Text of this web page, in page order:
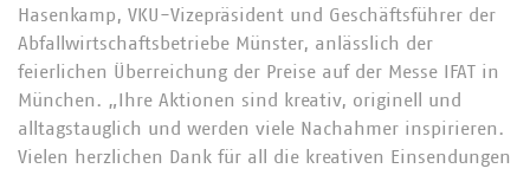
Hasenkamp, VKU-Vizepräsident und Geschäftsführer der
Abfallwirtschaftsbetriebe Münster, anlässlich der
feierlichen Überreichung der Preise auf der Messe IFAT in
München. „Ihre Aktionen sind kreativ, originell und
alltagstauglich und werden viele Nachahmer inspirieren.
Vielen herzlichen Dank für all die kreativen Einsendungen